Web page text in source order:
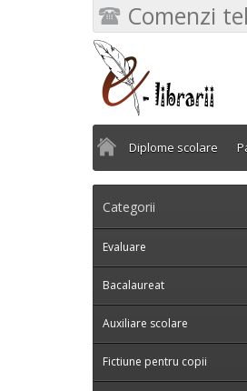
Comenzi
Diplome scolare
Categorii
Evaluare
Bacalaureat
Auxiliare scolare
Fictiune pentru copii